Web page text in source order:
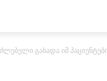
გახადა იმ